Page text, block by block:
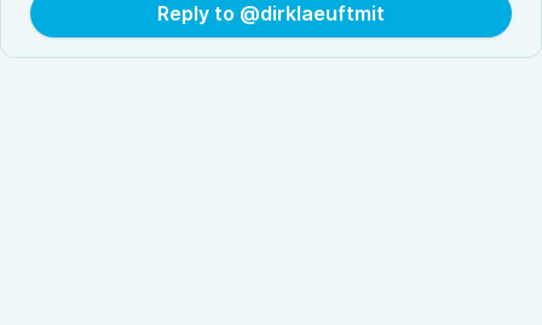
Reply to @dirklaeuftmit